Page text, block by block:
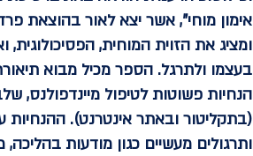
ומציג את הזוית המוחית,
בעצמו ולתרגל. הספר מכיל מבוא
הנחיות פשוטות לטיפול
(בתקליטור ובאתר אינטרנט). ההנחיות
ותרגולים מעשיים כגון מודעות